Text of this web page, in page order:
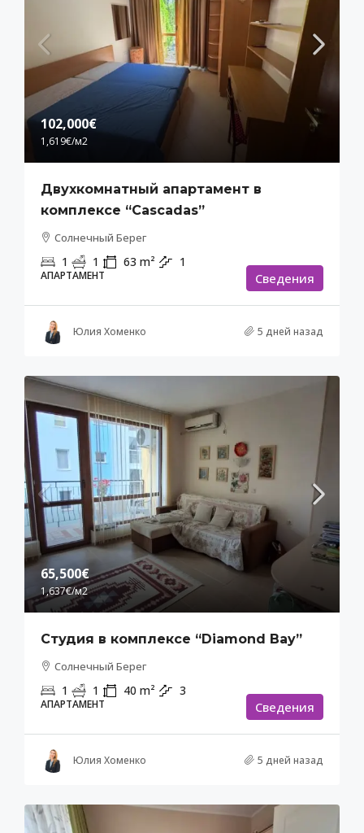
102,000€
1,619€/м2
Двухкомнатный апартамент в
комплексе “Cascadas”
Солнечный Берег
1 1 63 m² 1
АПАРТАМЕНТ Cведения
Юлия Хоменко 5 дней назад
65,500€
1,637€/м2
Студия в комплексе “Diamond Bay”
Солнечный Берег
1 1 40 m² 3
АПАРТАМЕНТ Cведения
Юлия Хоменко 5 дней назад